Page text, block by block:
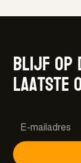
Samen
Meer
Blijf op
laatste